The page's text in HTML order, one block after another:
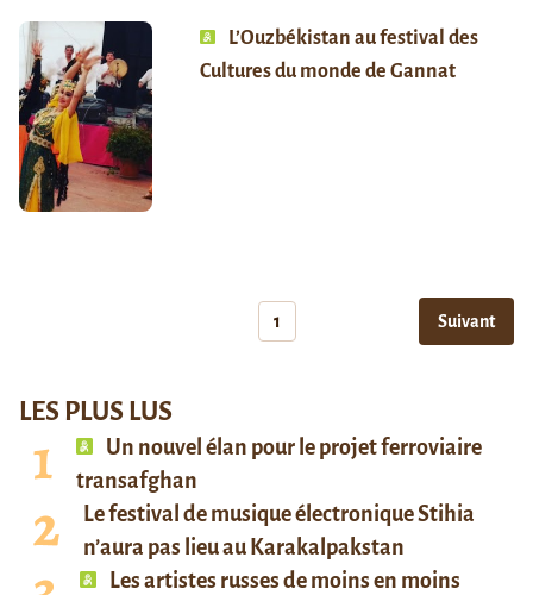
L’Ouzbékistan au festival des
Cultures du monde de Gannat
1 Suivant
LES PLUS LUS
Un nouvel élan pour le projet ferroviaire
transafghan
Le festival de musique électronique Stihia
n’aura pas lieu au Karakalpakstan
Les artistes russes de moins en moins